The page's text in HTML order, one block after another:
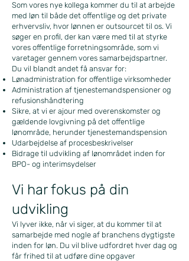
Som vores nye kollega kommer du til at arbejde
med løn til både det offentlige og det private
erhvervsliv, hvor lønnen er outsourcet til os. Vi
søger en profil, der kan være med til at styrke
vores offentlige forretningsområde, som vi
varetager gennem vores samarbejdspartner.
Du vil blandt andet få ansvar for:
Lønadministration for offentlige virksomheder
Administration af tjenestemandspensioner og
refusionshåndtering
Sikre, at vi er ajour med overenskomster og
gældende lovgivning på det offentlige
lønområde, herunder tjenestemandspension
Udarbejdelse af procesbeskrivelser
Bidrage til udvikling af lønområdet inden for
BPO- og interimsydelser
Vi har fokus på din
udvikling
Vi lyver ikke, når vi siger, at du kommer til at
samarbejde med nogle af branchens dygtigste
inden for løn. Du vil blive udfordret hver dag og
får frihed til at udføre dine opgaver